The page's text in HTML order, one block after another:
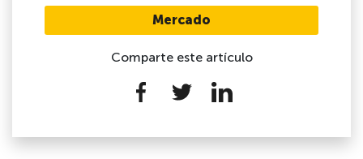
Mercado
Comparte este artículo